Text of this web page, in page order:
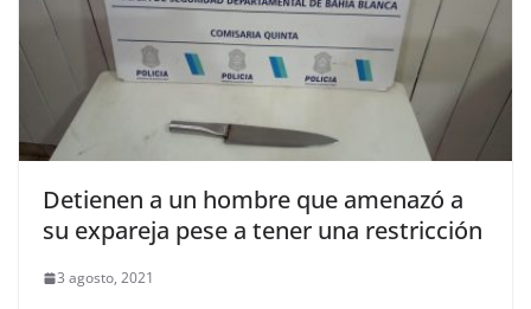
Detienen a un hombre que amenazó a
su expareja pese a tener una restricción
3 agosto, 2021